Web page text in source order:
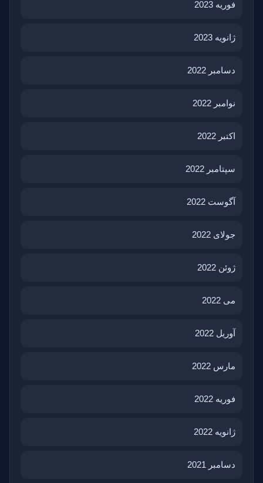
فوریه 2023
ژانویه 2023
دسامبر 2022
نوامبر 2022
اکتبر 2022
سپتامبر 2022
آگوست 2022
جولای 2022
ژوئن 2022
می 2022
آوریل 2022
مارس 2022
فوریه 2022
ژانویه 2022
دسامبر 2021